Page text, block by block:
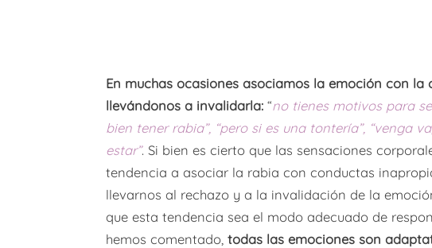
En muchas ocasiones asociamos la emoción con la
llevándonos a invalidarla: “no tienes motivos para
bien tener rabia”, “pero si es una tontería”, “venga
estar”. Si bien es cierto que las sensaciones
tendencia a asociar la rabia con conductas
llevarnos al rechazo y a la invalidación de la
que esta tendencia sea el modo adecuado de
hemos comentado, todas las emociones son